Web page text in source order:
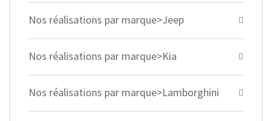
Nos réalisations par marque>Jeep
Nos réalisations par marque>Kia
Nos réalisations par marque>Lamborghini